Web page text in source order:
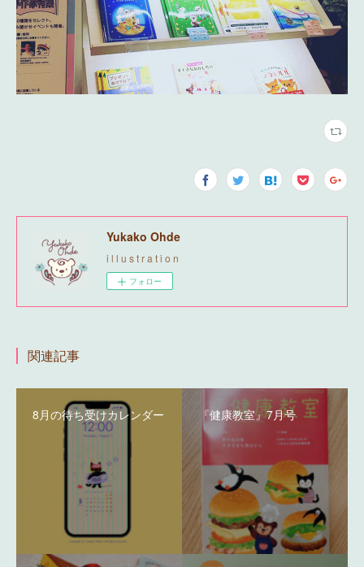
Yukako Ohde
i l l u s t r a t i o n
フォロー
関連記事
8月の待ち受けカレンダー 『健康教室』7月号